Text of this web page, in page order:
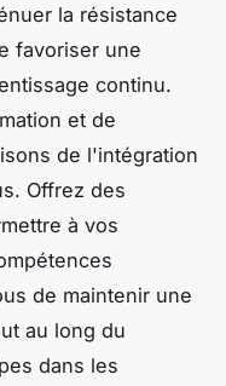
la résistance
favoriser une
continu.
et de
de l'intégration
Offrez des
à vos
de maintenir une
au long du
dans les